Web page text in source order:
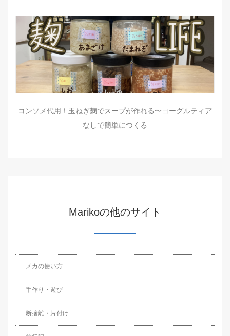
コンソメ代用！玉ねぎ麹でスープが作れる〜ヨーグルティア
なしで簡単につくる
Marikoの他のサイト
メカの使い方
手作り・遊び
断捨離・片付け